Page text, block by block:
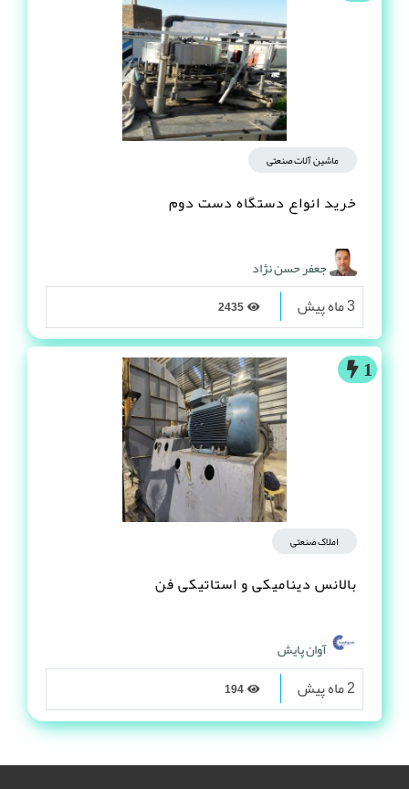
ماشین آلات صنعتی
خرید انواع دستگاه دست دوم
جعفر حسن نژاد
3 ماه پیش
1
املاک صنعتی
بالانس دینامیکی و استاتیکی فن
آوان پایش
2 ماه پیش